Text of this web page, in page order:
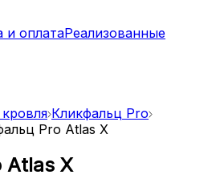
и оплатаРеализованные
Кликфальц Pro
Pro Atlas X
Atlas X